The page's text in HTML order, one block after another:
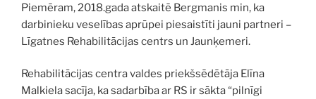
Piemēram, 2018.gada atskaitē Bergmanis min, ka
darbinieku veselības aprūpei piesaistīti jauni partneri –
Līgatnes Rehabilitācijas centrs un Jaunķemeri.
Rehabilitācijas centra valdes priekšsēdētāja Elīna
Malkiela sacīja, ka sadarbība ar RS ir sākta “pilnīgi